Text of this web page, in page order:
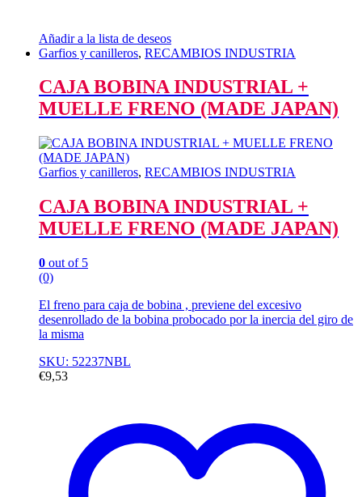
Añadir a la lista de deseos
Garfios y canilleros, RECAMBIOS INDUSTRIA
CAJA BOBINA INDUSTRIAL +
MUELLE FRENO (MADE JAPAN)
Garfios y canilleros, RECAMBIOS INDUSTRIA
CAJA BOBINA INDUSTRIAL +
MUELLE FRENO (MADE JAPAN)
0 out of 5
(0)
El freno para caja de bobina , previene del excesivo
desenrollado de la bobina probocado por la inercia del giro de
la misma
SKU: 52237NBL
€9,53